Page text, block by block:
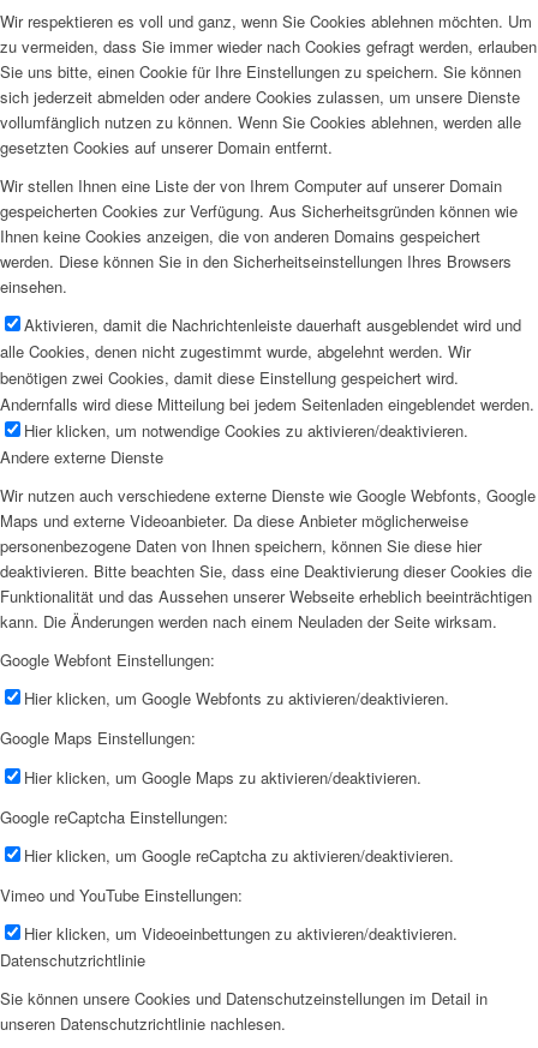
Wir respektieren es voll und ganz, wenn Sie Cookies ablehnen möchten. Um
zu vermeiden, dass Sie immer wieder nach Cookies gefragt werden, erlauben
Sie uns bitte, einen Cookie für Ihre Einstellungen zu speichern. Sie können
sich jederzeit abmelden oder andere Cookies zulassen, um unsere Dienste
vollumfänglich nutzen zu können. Wenn Sie Cookies ablehnen, werden alle
gesetzten Cookies auf unserer Domain entfernt.
Wir stellen Ihnen eine Liste der von Ihrem Computer auf unserer Domain
gespeicherten Cookies zur Verfügung. Aus Sicherheitsgründen können wie
Ihnen keine Cookies anzeigen, die von anderen Domains gespeichert
werden. Diese können Sie in den Sicherheitseinstellungen Ihres Browsers
einsehen.
Aktivieren, damit die Nachrichtenleiste dauerhaft ausgeblendet wird und
alle Cookies, denen nicht zugestimmt wurde, abgelehnt werden. Wir
benötigen zwei Cookies, damit diese Einstellung gespeichert wird.
Andernfalls wird diese Mitteilung bei jedem Seitenladen eingeblendet werden.
Hier klicken, um notwendige Cookies zu aktivieren/deaktivieren.
Andere externe Dienste
Wir nutzen auch verschiedene externe Dienste wie Google Webfonts, Google
Maps und externe Videoanbieter. Da diese Anbieter möglicherweise
personenbezogene Daten von Ihnen speichern, können Sie diese hier
deaktivieren. Bitte beachten Sie, dass eine Deaktivierung dieser Cookies die
Funktionalität und das Aussehen unserer Webseite erheblich beeinträchtigen
kann. Die Änderungen werden nach einem Neuladen der Seite wirksam.
Google Webfont Einstellungen:
Hier klicken, um Google Webfonts zu aktivieren/deaktivieren.
Google Maps Einstellungen:
Hier klicken, um Google Maps zu aktivieren/deaktivieren.
Google reCaptcha Einstellungen:
Hier klicken, um Google reCaptcha zu aktivieren/deaktivieren.
Vimeo und YouTube Einstellungen:
Hier klicken, um Videoeinbettungen zu aktivieren/deaktivieren.
Datenschutzrichtlinie
Sie können unsere Cookies und Datenschutzeinstellungen im Detail in
unseren Datenschutzrichtlinie nachlesen.